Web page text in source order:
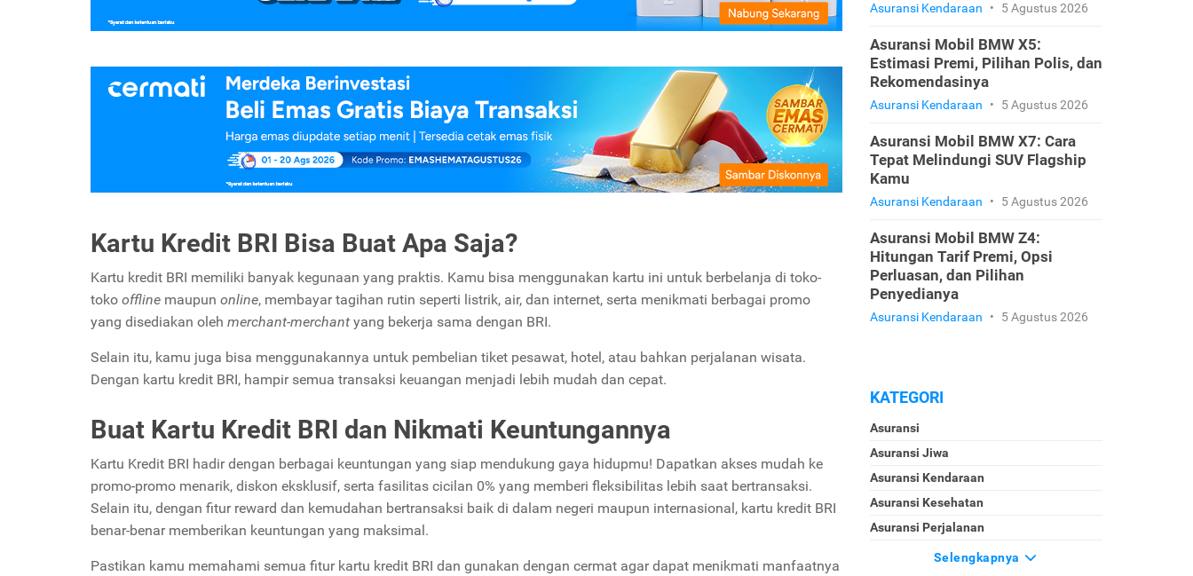
Kartu Kredit BRI Bisa Buat Apa Saja?
Kartu kredit BRI memiliki banyak kegunaan yang praktis. Kamu bisa menggunakan kartu ini untuk berbelanja di toko-
toko offline maupun online, membayar tagihan rutin seperti listrik, air, dan internet, serta menikmati berbagai promo
yang disediakan oleh merchant-merchant yang bekerja sama dengan BRI.
Selain itu, kamu juga bisa menggunakannya untuk pembelian tiket pesawat, hotel, atau bahkan perjalanan wisata.
Dengan kartu kredit BRI, hampir semua transaksi keuangan menjadi lebih mudah dan cepat.
Buat Kartu Kredit BRI dan Nikmati Keuntungannya
Kartu Kredit BRI hadir dengan berbagai keuntungan yang siap mendukung gaya hidupmu! Dapatkan akses mudah ke
promo-promo menarik, diskon eksklusif, serta fasilitas cicilan 0% yang memberi fleksibilitas lebih saat bertransaksi.
Selain itu, dengan fitur reward dan kemudahan bertransaksi baik di dalam negeri maupun internasional, kartu kredit BRI
benar-benar memberikan keuntungan yang maksimal.
Pastikan kamu memahami semua fitur kartu kredit BRI dan gunakan dengan cermat agar dapat menikmati manfaatnya
Asuransi Kendaraan • 5 Agustus 2026
Asuransi Mobil BMW X5:
Estimasi Premi, Pilihan Polis, dan
Rekomendasinya
Asuransi Kendaraan • 5 Agustus 2026
Asuransi Mobil BMW X7: Cara
Tepat Melindungi SUV Flagship
Kamu
Asuransi Kendaraan • 5 Agustus 2026
Asuransi Mobil BMW Z4:
Hitungan Tarif Premi, Opsi
Perluasan, dan Pilihan
Penyedianya
Asuransi Kendaraan • 5 Agustus 2026
KATEGORI
Asuransi
Asuransi Jiwa
Asuransi Kendaraan
Asuransi Kesehatan
Asuransi Perjalanan
Selengkapnya